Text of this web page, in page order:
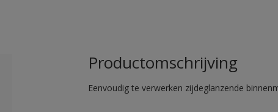
Productomschrijving
Eenvoudig te verwerken zijdeglanzende